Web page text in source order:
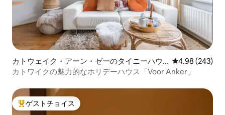
カトウェイク・アーン・ゼーのタイニーハウ
ス
レビュー243
4.98 (243)
カトワイクの魅力的なホリデーハウス「Voor Anker」
大好評のゲストチョイスです。
ゲストチョイス